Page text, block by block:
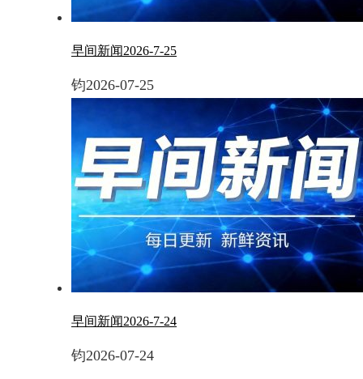
早间新闻2026-7-25
钧2026-07-25
早间新闻2026-7-24
钧2026-07-24